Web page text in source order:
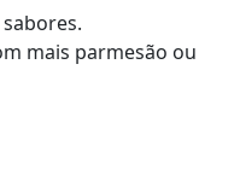
mais parmesão ou